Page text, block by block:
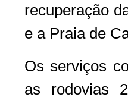
recuperação
e a Praia de
Os serviços
as rodovias